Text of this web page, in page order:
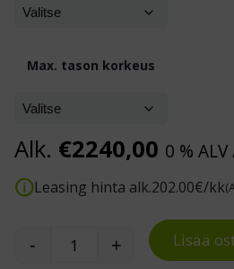
Max. tason korkeus
Alk. €2240,00 0 % ALV
Leasing hinta alk.202.00€/kk
Korkeussäädettävä
- + Lisää